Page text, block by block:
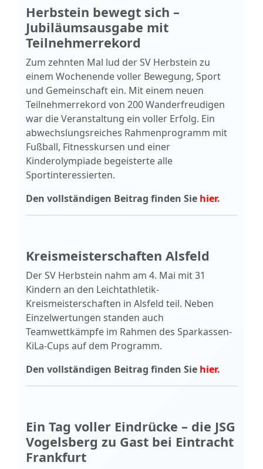
Herbstein bewegt sich –
Jubiläumsausgabe mit
Teilnehmerrekord
Zum zehnten Mal lud der SV Herbstein zu
einem Wochenende voller Bewegung, Sport
und Gemeinschaft ein. Mit einem neuen
Teilnehmerrekord von 200 Wanderfreudigen
war die Veranstaltung ein voller Erfolg. Ein
abwechslungsreiches Rahmenprogramm mit
Fußball, Fitnesskursen und einer
Kinderolympiade begeisterte alle
Sportinteressierten.
Den vollständigen Beitrag finden Sie hier.
Kreismeisterschaften Alsfeld
Der SV Herbstein nahm am 4. Mai mit 31
Kindern an den Leichtathletik-
Kreismeisterschaften in Alsfeld teil. Neben
Einzelwertungen standen auch
Teamwettkämpfe im Rahmen des Sparkassen-
KiLa-Cups auf dem Programm.
Den vollständigen Beitrag finden Sie hier.
Ein Tag voller Eindrücke – die JSG
Vogelsberg zu Gast bei Eintracht
Frankfurt